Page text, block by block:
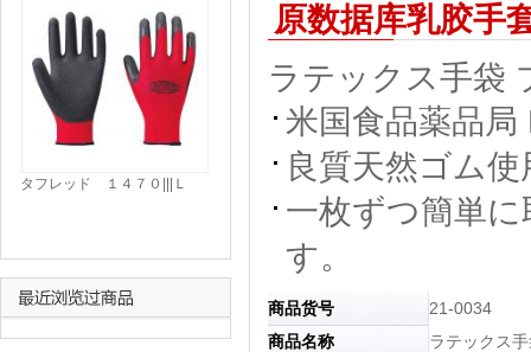
原数据库乳胶手
ラテックス手袋
米国食品薬品
良質天然ゴム使
一枚ずつ簡単
す。
商品货号
21-0034
商品名称
ラテックス
タフレッド １４７０|||Ｌ